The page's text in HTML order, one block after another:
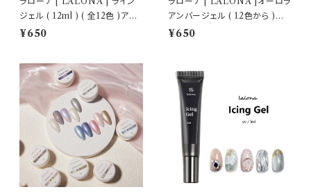
ジェル ( 12ml ) ( 全12色 )アー
トジェル/細ブラシ
¥650
アンバージェル ( 12色から )ジ
ェルネイル/セルフネイル/ネイル
¥650